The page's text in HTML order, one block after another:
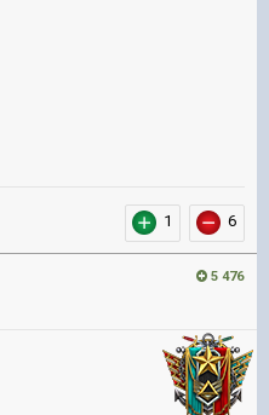
1 6
5 476